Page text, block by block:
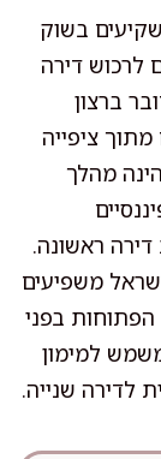
בשוק
לרכוש דירה
ברצון
ציפייה
מהלך
דירה ראשונה.
משפיעים
בפני
למימון
לדירה שנייה.